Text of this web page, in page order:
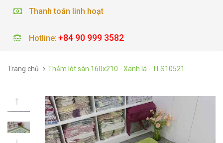
Thanh toán linh hoạt
Hotline: +84 90 999 3582
Trang chủ Thảm lót sàn 160x210 - Xanh lá - TLS10521